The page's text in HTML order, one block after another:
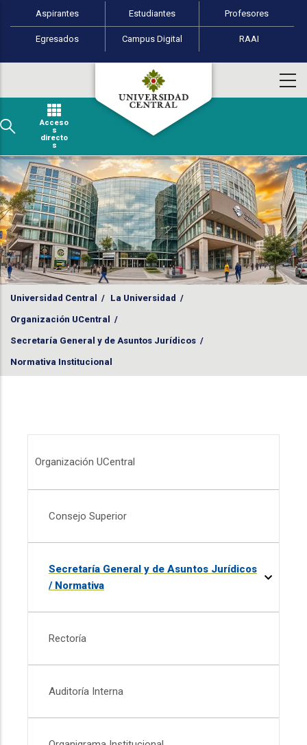
Pasar al contenido principal
Perfiles de usuario
Aspirantes Estudiantes Profesores
Egresados Campus Digital RAAI
Acceso
s
directo
s
Universidad Central / La Universidad /
Organización UCentral /
Secretaría General y de Asuntos Jurídicos /
Normativa Institucional
Organización UCentral
Consejo Superior
Secretaría General y de Asuntos Jurídicos
/ Normativa
Rectoría
Auditoría Interna